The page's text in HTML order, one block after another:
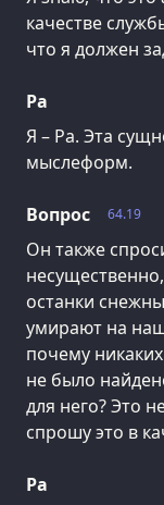
качестве
что я должен
Ра
Я – Ра. Эта
мыслеформ.
64.19
Вопрос
Он также
останки
умирают на
почему
не было
для него? Это
спрошу это в
Ра